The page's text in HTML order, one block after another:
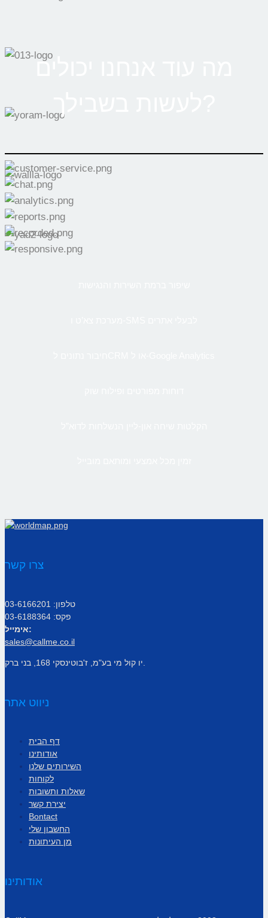
מה עוד אנחנו יכולים
צרו קשר
טלפון: 03-6166201
פקס: 03-6188364
אימייל:
sales@callme.co.il
ניווט אתר
דף הבית
אודותינו
השירותים שלנו
לקוחות
שאלות ותשובות
יצירת קשר
Bontact
החשבון שלי
מן העיתונות
אודותינו